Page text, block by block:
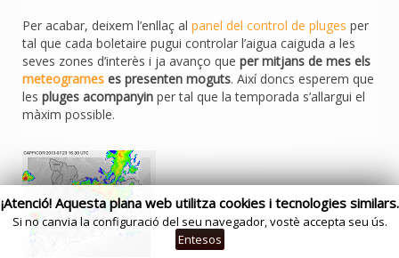
Per acabar, deixem l’enllaç al panel del control de pluges per
tal que cada boletaire pugui controlar l’aigua caiguda a les
seves zones d’interès i ja avanço que per mitjans de mes els
meteogrames es presenten moguts. Així doncs esperem que
les pluges acompanyin per tal que la temporada s’allargui el
màxim possible.
¡Atenció! Aquesta plana web utilitza cookies i tecnologies similars.
Si no canvia la configuració del seu navegador, vostè accepta seu ús.
Entesos